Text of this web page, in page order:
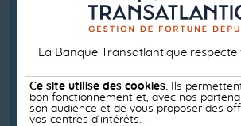
La Banque Transatlantique respecte
Ce site utilise des cookies.
Ils
bon fonctionnement et, avec nos
son audience et de vous proposer des
vos centres d’intérêts.